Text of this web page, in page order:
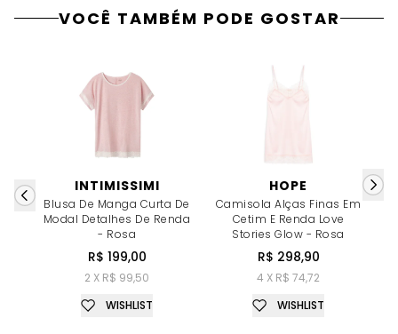
VOCÊ TAMBÉM PODE GOSTAR
INTIMISSIMI
Blusa De Manga Curta De
Modal Detalhes De Renda
- Rosa
R$ 199,00
2 X R$ 99,50
WISHLIST
HOPE
Camisola Alças Finas Em
Cetim E Renda Love
Stories Glow - Rosa
R$ 298,90
4 X R$ 74,72
WISHLIST